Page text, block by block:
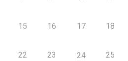
15 16 17 18
22 23 24 25